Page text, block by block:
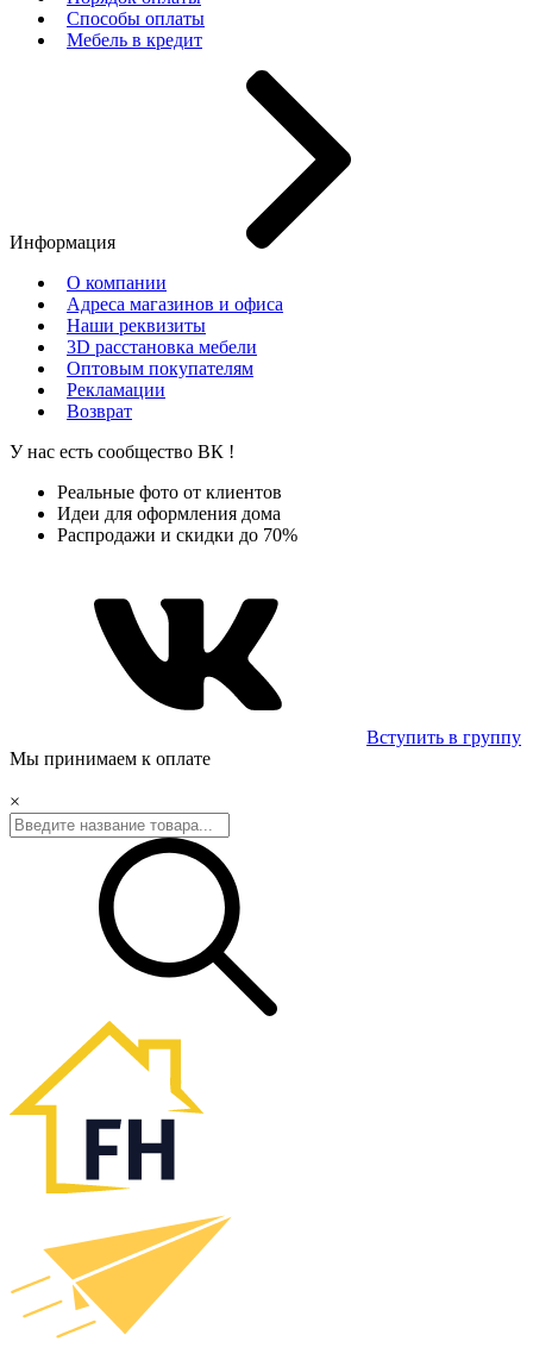
Способы оплаты
Мебель в кредит
Информация
О компании
Адреса магазинов и офиса
Наши реквизиты
3D расстановка мебели
Оптовым покупателям
Рекламации
Возврат
У нас есть сообщество ВК !
Реальные фото от клиентов
Идеи для оформления дома
Распродажи и скидки до 70%
Вступить в группу
Мы принимаем к оплате
×